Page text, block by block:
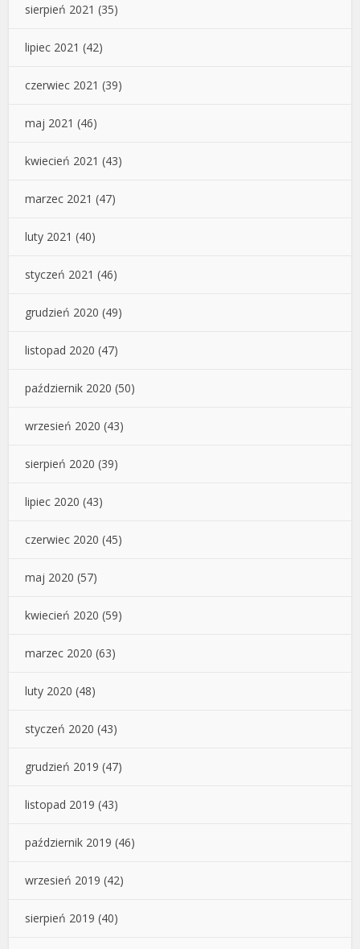
sierpień 2021 (35)
lipiec 2021 (42)
czerwiec 2021 (39)
maj 2021 (46)
kwiecień 2021 (43)
marzec 2021 (47)
luty 2021 (40)
styczeń 2021 (46)
grudzień 2020 (49)
listopad 2020 (47)
październik 2020 (50)
wrzesień 2020 (43)
sierpień 2020 (39)
lipiec 2020 (43)
czerwiec 2020 (45)
maj 2020 (57)
kwiecień 2020 (59)
marzec 2020 (63)
luty 2020 (48)
styczeń 2020 (43)
grudzień 2019 (47)
listopad 2019 (43)
październik 2019 (46)
wrzesień 2019 (42)
sierpień 2019 (40)